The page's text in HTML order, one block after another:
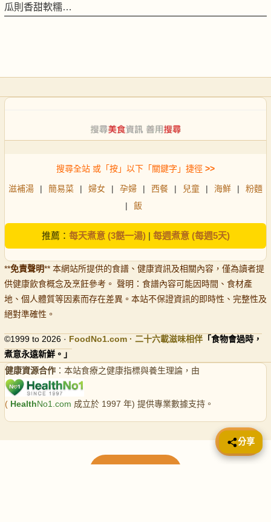
瓜則香甜軟糯…
搜尋全站 或「按」以下「關鍵字」捷徑 >>
滋補湯 | 簡易菜 | 婦女 | 孕婦 | 西餐 | 兒童 | 海鮮 |
粉麵
|
飯
推薦： 每天煮意 (3餸一湯)| 每週煮意 (每週5天)
**免責聲明** 本網站所提供的食譜、健康資訊及相關內容，僅為讀者提
供健康飲食概念及烹飪參考。 聲明：食譜內容可能因時間、食材產
地、個人體質等因素而存在差異。本站不保證資訊的即時性、完整性及
絕對準確性。
©1999 to 2026 · FoodNo1.com · 二十六載滋味相伴 「食物會過時，
煮意永遠新鮮。」
健康資源合作 ：本站食療之健康指標與養生理論，由
( HealthNo1.com 成立於 1997 年) 提供專業數據支持。
📤 分享
分享